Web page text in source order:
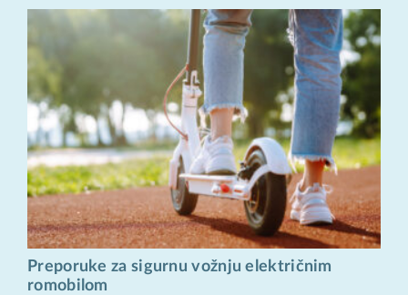
Preporuke za sigurnu vožnju električnim
romobilom